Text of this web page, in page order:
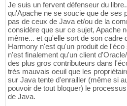
Je suis un fervent défenseur du
qu'Apache ne se soucie que de ses
pas de ceux de Java et/ou de la
considère que sur ce sujet, Apache
même... et qu'elle sort de son cadre
Harmony n'est qu'un produit de
n'est finalement qu'un client
des plus gros contributeurs dans
très mauvais oeuil que les
sur Java tente d'enrailler (même si
pouvoir de tout bloquer) le
de Java.